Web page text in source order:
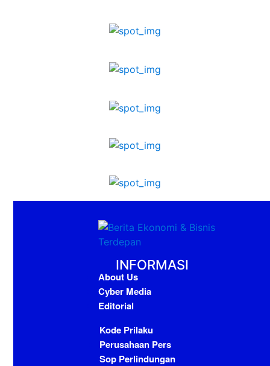
INFORMASI
About Us
Cyber Media
Editorial
Kode Prilaku
Perusahaan Pers
Sop Perlindungan